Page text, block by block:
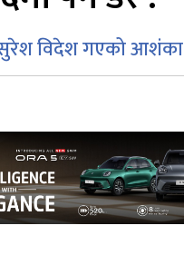
सुरेश विदेश गएको आशंका